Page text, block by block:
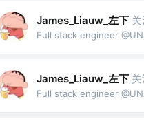
James_Liauw_左下
Full stack engineer
James_Liauw_左下
Full stack engineer